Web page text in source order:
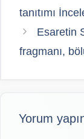
tanıtımı
Esaretin
fragmanı,
Yorum